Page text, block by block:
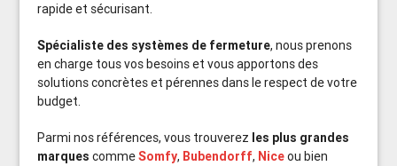
rapide et sécurisant.
Spécialiste des systèmes de fermeture, nous prenons
en charge tous vos besoins et vous apportons des
solutions concrètes et pérennes dans le respect de votre
budget.
Parmi nos références, vous trouverez les plus grandes
marques commeSomfy, Bubendorff, Niceou bien